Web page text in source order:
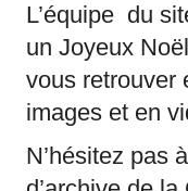
L’équipe du
un Joyeux
vous retrouver
images et en
N’hésitez pas